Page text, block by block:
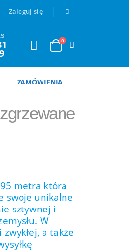
Zaloguj się
0
ZAMÓWIENIA
metra która
swoje unikalne
sztywnej i
W
a także